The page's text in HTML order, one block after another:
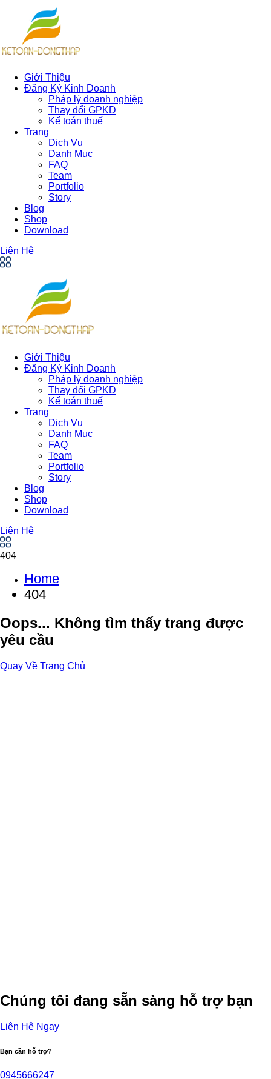
Giới Thiệu
Đăng Ký Kinh Doanh
Pháp lý doanh nghiệp
Thay đổi GPKD
Kế toán thuế
Trang
Dịch Vụ
Danh Mục
FAQ
Team
Portfolio
Story
Blog
Shop
Download
Liên Hệ
Giới Thiệu
Đăng Ký Kinh Doanh
Pháp lý doanh nghiệp
Thay đổi GPKD
Kế toán thuế
Trang
Dịch Vụ
Danh Mục
FAQ
Team
Portfolio
Story
Blog
Shop
Download
Liên Hệ
404
Home
404
Oops... Không tìm thấy trang được
yêu cầu
Quay Về Trang Chủ
Chúng tôi đang sẵn sàng hỗ trợ bạn
Liên Hệ Ngay
Bạn cần hỗ trợ?
0945666247